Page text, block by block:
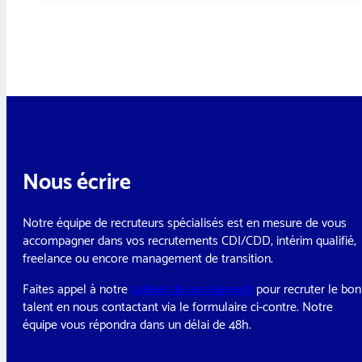
Nous écrire
Notre équipe de recruteurs spécialisés est en mesure de vous
accompagner dans vos recrutements CDI/CDD, intérim qualifié,
freelance ou encore management de transition.
Faites appel à notrecabinet de recrutementpour recruter le bon
talent en nous contactant via le formulaire ci-contre. Notre
équipe vous répondra dans un délai de 48h.